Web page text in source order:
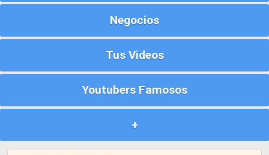
Negocios
Tus Videos
Youtubers Famosos
+